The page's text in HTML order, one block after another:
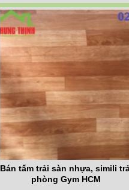
Bán tấm trải sàn nhựa, simili
phòng Gym HCM